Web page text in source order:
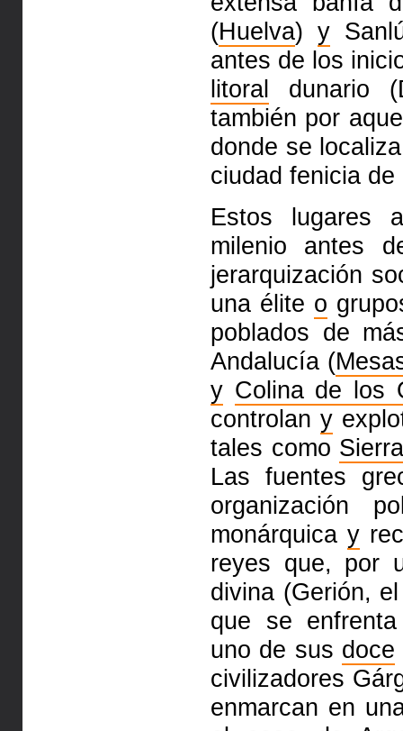
(Huelva) y
antes de los
litoral dunario
también por
donde se
ciudad fenicia de
Estos lugares
milenio antes
jerarquización
una élite o
poblados de
Andalucía (
y Colina de los
controlan y
tales como
Las fuentes
organización
monárquica y
reyes que, por
divina (Gerión,
que se
uno de sus doce
civilizadores
enmarcan en